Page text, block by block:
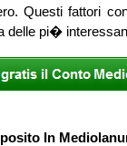
Questi fattori
delle pi�
In